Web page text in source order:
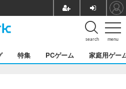
menu
search
特集 PCゲーム 家庭用ゲー